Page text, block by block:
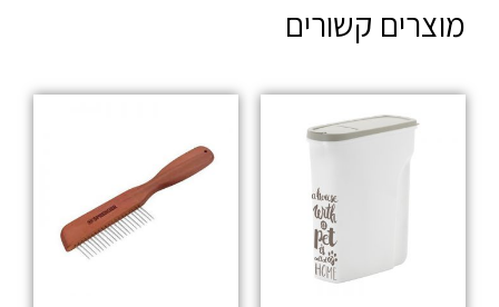
מוצרים קשורים